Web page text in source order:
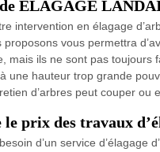
ELAGAGE
intervention en élagage
proposons vous permettra
mais ils ne sont pas toujours
une hauteur trop grande
d’arbres peut couper ou
le prix des travaux
d’un service d’élagage